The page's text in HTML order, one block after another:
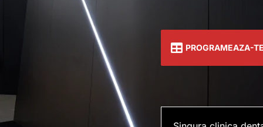
PROGRAMEAZA-